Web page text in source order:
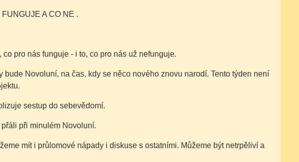
A CO NE .
pro nás funguje - i to, co pro nás už nefunguje.
Novoluní, na čas, kdy se něco nového znovu narodí. Tento týden není
sestup do sebevědomí.
při minulém Novoluní.
mít i průlomové nápady i diskuse s ostatními. Můžeme být netrpěliví a